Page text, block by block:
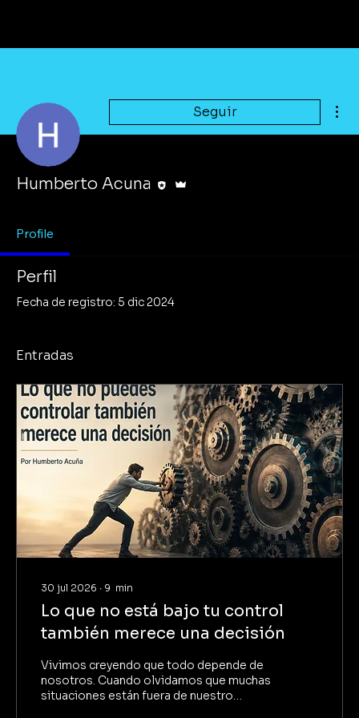
Seguir
Humberto Acuna
Profile
Perfil
Fecha de registro: 5 dic 2024
Entradas
30 jul 2026 ∙ 9 min
Lo que no está bajo tu control
también merece una decisión
Vivimos creyendo que todo depende de
nosotros. Cuando olvidamos que muchas
situaciones están fuera de nuestro